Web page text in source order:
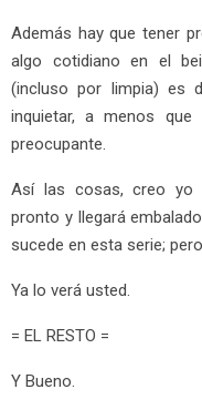
Además hay que tener
algo cotidiano en el
(incluso por limpia) es
inquietar, a menos
preocupante.
Así las cosas, creo yo
pronto y llegará
sucede en esta serie;
Ya lo verá usted.
= EL RESTO =
Y Bueno.